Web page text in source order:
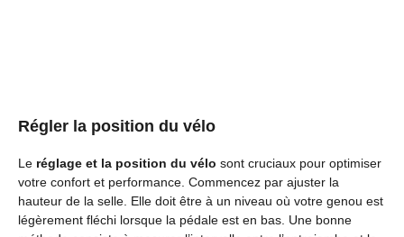
Régler la position du vélo
Le réglage et la position du vélo sont cruciaux pour optimiser
votre confort et performance. Commencez par ajuster la
hauteur de la selle. Elle doit être à un niveau où votre genou est
légèrement fléchi lorsque la pédale est en bas. Une bonne